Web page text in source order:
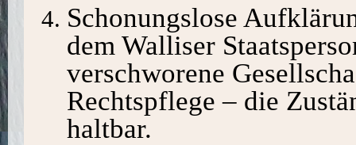
Schonungslose
dem Walliser
verschworene
Rechtspflege – die
haltbar.